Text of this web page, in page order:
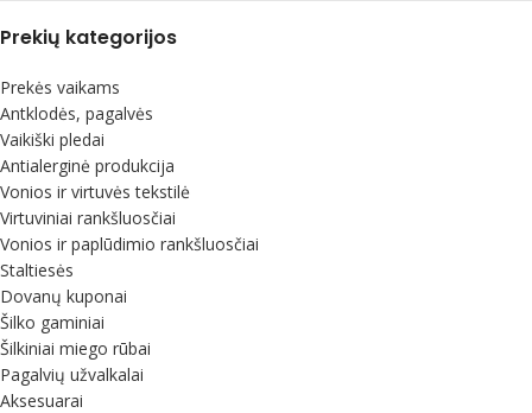
Prekių kategorijos
Prekės vaikams
Antklodės, pagalvės
Vaikiški pledai
Antialerginė produkcija
Vonios ir virtuvės tekstilė
Virtuviniai rankšluosčiai
Vonios ir paplūdimio rankšluosčiai
Staltiesės
Dovanų kuponai
Šilko gaminiai
Šilkiniai miego rūbai
Pagalvių užvalkalai
Aksesuarai